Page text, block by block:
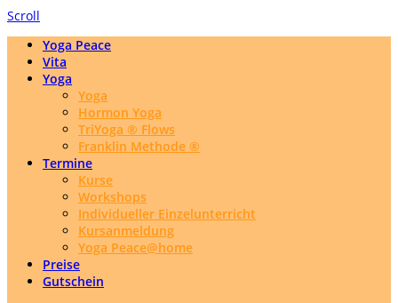
Scroll
Yoga Peace
Vita
Yoga
Yoga
Hormon Yoga
TriYoga ® Flows
Franklin Methode ®
Termine
Kurse
Workshops
Individueller Einzelunterricht
Kursanmeldung
Yoga Peace@home
Preise
Gutschein